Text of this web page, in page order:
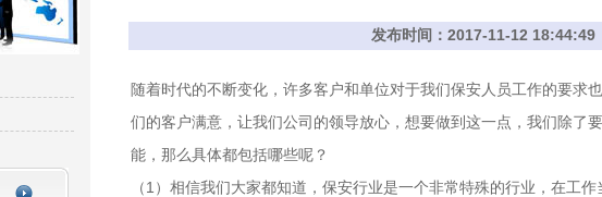
发布时间：2017-11-12
随着时代的不断变化，许多客户和单位对于我们保安人员工作的要
们的客户满意，让我们公司的领导放心，想要做到这一点，我们除了
能，那么具体都包括哪些呢？
（1）相信我们大家都知道，保安行业是一个非常特殊的行业，在工